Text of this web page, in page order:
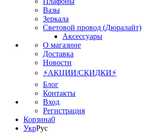
Вазы
Зеркала
Световой провод (Дюралайт)
Аксессуары
О магазине
Доставка
Новости
⚡АКЦИИ/СКИДКИ⚡
Блог
Контакты
Вход
Регистрация
Корзина0
УкрРус